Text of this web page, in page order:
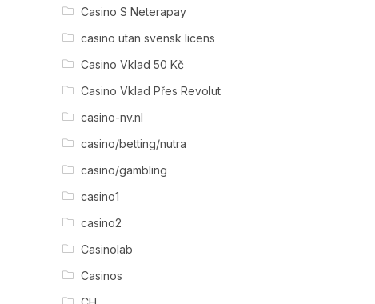
Casino S Neterapay
casino utan svensk licens
Casino Vklad 50 Kč
Casino Vklad Přes Revolut
casino-nv.nl
casino/betting/nutra
casino/gambling
casino1
casino2
Casinolab
Casinos